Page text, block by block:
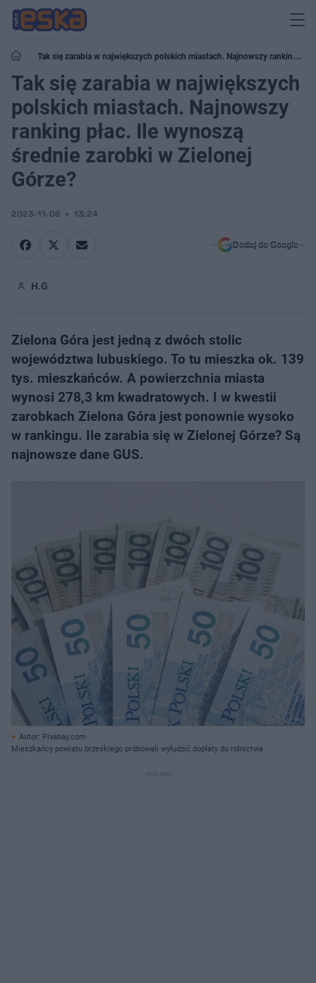
Tak się zarabia w największych polskich miastach. Najnowszy ranking
płac. Ile wynoszą średnie zarobki w Zielonej Górze?
Tak się zarabia w największych
polskich miastach. Najnowszy
ranking płac. Ile wynoszą
średnie zarobki w Zielonej
Górze?
2023-11-06 13:24
Dodaj do Google
H.G
Zielona Góra jest jedną z dwóch stolic
województwa lubuskiego. To tu mieszka ok. 139
tys. mieszkańców. A powierzchnia miasta
wynosi 278,3 km kwadratowych. I w kwestii
zarobkach Zielona Góra jest ponownie wysoko
w rankingu. Ile zarabia się w Zielonej Górze? Są
najnowsze dane GUS.
Autor: Pixabay.com
Mieszkańcy powiatu brzeskiego próbowali wyłudzić dopłaty do rolnictwa